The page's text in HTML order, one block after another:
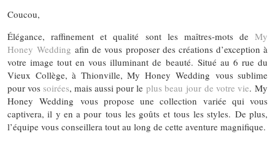
Coucou,
Élégance, raffinement et qualité sont les maîtres-mots de My
Honey Wedding afin de vous proposer des créations d’exception à
votre image tout en vous illuminant de beauté. Situé au 6 rue du
Vieux Collège, à Thionville, My Honey Wedding vous sublime
pour vossoirées, mais aussi pour le plus beau jour de votre vie. My
Honey Wedding vous propose une collection variée qui vous
captivera, il y en a pour tous les goûts et tous les styles. De plus,
l’équipe vous conseillera tout au long de cette aventure magnifique.